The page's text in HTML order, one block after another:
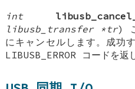
int
libusb_transfer *tr)
にキャンセルします。成功
LIBUSB_ERROR コードを返